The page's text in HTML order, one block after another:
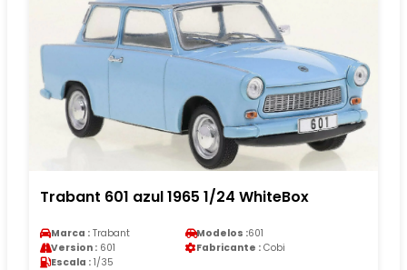
Trabant 601 azul 1965 1/24 WhiteBox
Marca : Trabant Modelos :601
Version : 601 Fabricante : Cobi
Escala : 1/35